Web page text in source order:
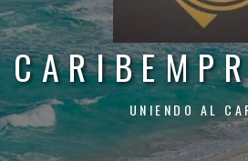
UNIENDO AL